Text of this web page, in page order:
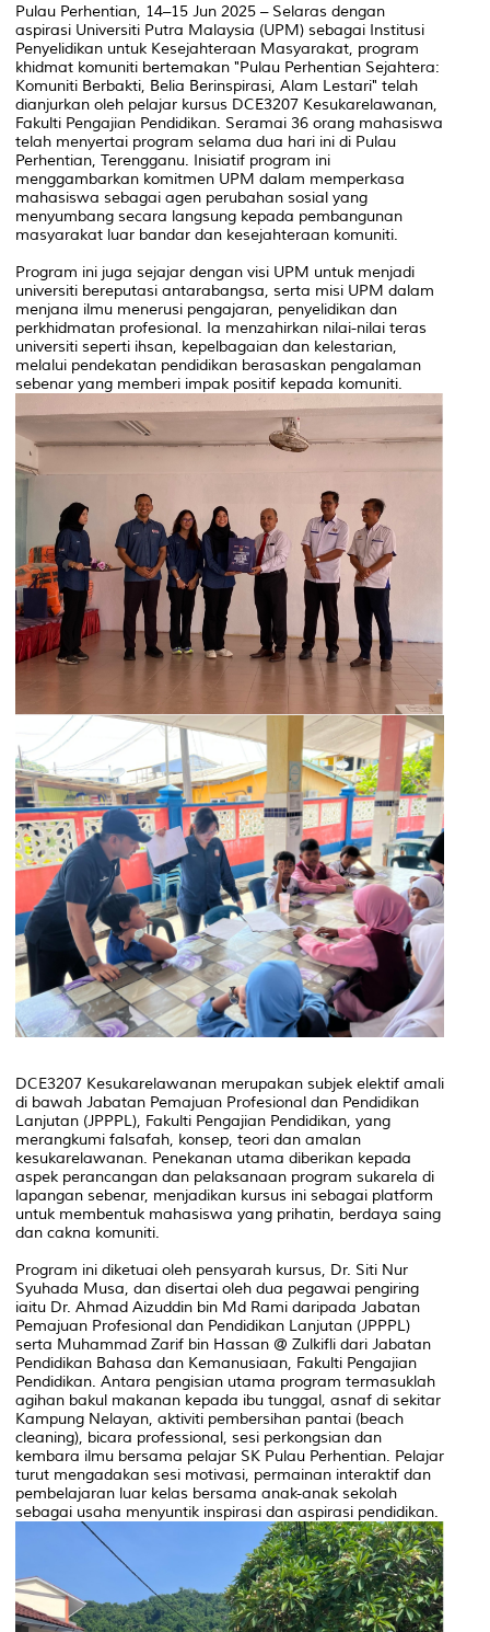
Pulau Perhentian, 14–15 Jun 2025 – Selaras dengan
aspirasi Universiti Putra Malaysia (UPM) sebagai Institusi
Penyelidikan untuk Kesejahteraan Masyarakat, program
khidmat komuniti bertemakan "Pulau Perhentian Sejahtera:
Komuniti Berbakti, Belia Berinspirasi, Alam Lestari" telah
dianjurkan oleh pelajar kursus DCE3207 Kesukarelawanan,
Fakulti Pengajian Pendidikan. Seramai 36 orang mahasiswa
telah menyertai program selama dua hari ini di Pulau
Perhentian, Terengganu. Inisiatif program ini
menggambarkan komitmen UPM dalam memperkasa
mahasiswa sebagai agen perubahan sosial yang
menyumbang secara langsung kepada pembangunan
masyarakat luar bandar dan kesejahteraan komuniti.
Program ini juga sejajar dengan visi UPM untuk menjadi
universiti bereputasi antarabangsa, serta misi UPM dalam
menjana ilmu menerusi pengajaran, penyelidikan dan
perkhidmatan profesional. Ia menzahirkan nilai-nilai teras
universiti seperti ihsan, kepelbagaian dan kelestarian,
melalui pendekatan pendidikan berasaskan pengalaman
sebenar yang memberi impak positif kepada komuniti.
DCE3207 Kesukarelawanan merupakan subjek elektif amali
di bawah Jabatan Pemajuan Profesional dan Pendidikan
Lanjutan (JPPPL), Fakulti Pengajian Pendidikan, yang
merangkumi falsafah, konsep, teori dan amalan
kesukarelawanan. Penekanan utama diberikan kepada
aspek perancangan dan pelaksanaan program sukarela di
lapangan sebenar, menjadikan kursus ini sebagai platform
untuk membentuk mahasiswa yang prihatin, berdaya saing
dan cakna komuniti.
Program ini diketuai oleh pensyarah kursus, Dr. Siti Nur
Syuhada Musa, dan disertai oleh dua pegawai pengiring
iaitu Dr. Ahmad Aizuddin bin Md Rami daripada Jabatan
Pemajuan Profesional dan Pendidikan Lanjutan (JPPPL)
serta Muhammad Zarif bin Hassan @ Zulkifli dari Jabatan
Pendidikan Bahasa dan Kemanusiaan, Fakulti Pengajian
Pendidikan. Antara pengisian utama program termasuklah
agihan bakul makanan kepada ibu tunggal, asnaf di sekitar
Kampung Nelayan, aktiviti pembersihan pantai (beach
cleaning), bicara professional, sesi perkongsian dan
kembara ilmu bersama pelajar SK Pulau Perhentian. Pelajar
turut mengadakan sesi motivasi, permainan interaktif dan
pembelajaran luar kelas bersama anak-anak sekolah
sebagai usaha menyuntik inspirasi dan aspirasi pendidikan.